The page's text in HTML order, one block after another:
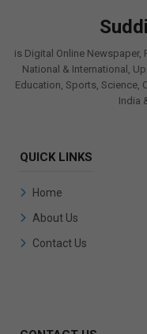
is Digital Online Newspaper,
National & International,
Education, Sports, Science,
India
QUICK LINKS
Home
About Us
Contact Us